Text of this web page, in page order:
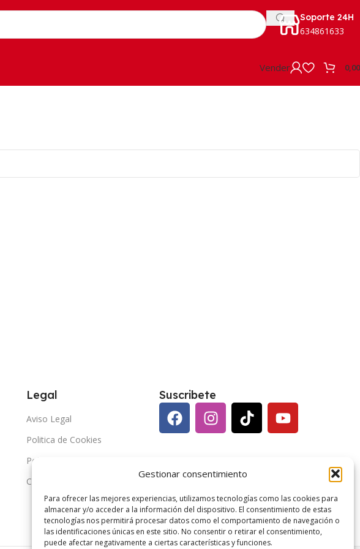
Gestionar consentimiento
Para ofrecer las mejores experiencias, utilizamos tecnologías como las cookies para
almacenar y/o acceder a la información del dispositivo. El consentimiento de estas
tecnologías nos permitirá procesar datos como el comportamiento de navegación o
las identificaciones únicas en este sitio. No consentir o retirar el consentimiento,
puede afectar negativamente a ciertas características y funciones.
Soporte 24H
634861633
Vender
Legal
Aviso Legal
Politica de Cookies
Politica de Privacidad
Condiciones Generales
Suscribete